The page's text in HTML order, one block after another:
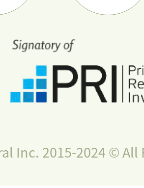
Inc. 2015-2024 © All